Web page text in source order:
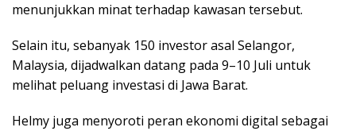
menunjukkan minat terhadap kawasan tersebut.
Selain itu, sebanyak 150 investor asal Selangor,
Malaysia, dijadwalkan datang pada 9–10 Juli untuk
melihat peluang investasi di Jawa Barat.
Helmy juga menyoroti peran ekonomi digital sebagai